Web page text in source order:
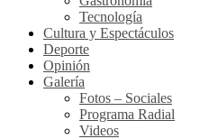
Tecnología
Cultura y Espectáculos
Deporte
Opinión
Galería
Fotos – Sociales
Programa Radial
Videos